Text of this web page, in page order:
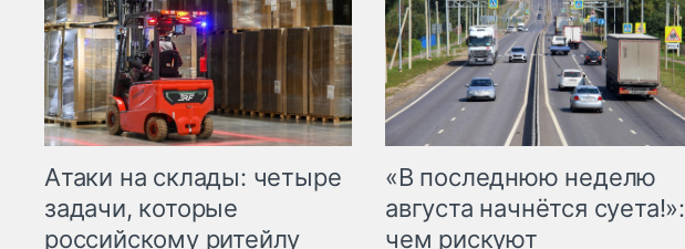
Атаки на склады: четыре
задачи, которые
российскому ритейлу
«В последнюю неделю
августа начнётся суета!»:
чем рискуют